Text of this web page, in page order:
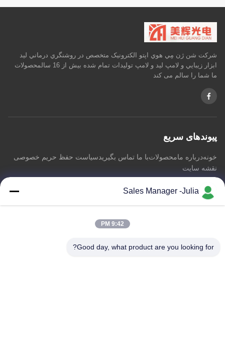
شرکت شن ژن مِي هوي اپتو الکترونيک متخصص در روشنگري درماني ليد
ابزار زيبايي و لامپ ليد و لامپ توليدات تمام شده بيش از 16 سالمحصولات
ما شما را سالم می کند
پیوندهای سریع
خونهدرباره مامحصولاتبا ما تماس بگیریدسیاست حفظ حریم خصوصی
نقشه سایت
با ما تماس بگیرید
شی یان ، منطقه BaoAn ، شنژن چین
Sales Manager -Julia
9:42 PM
Good day, what product are you looking for?